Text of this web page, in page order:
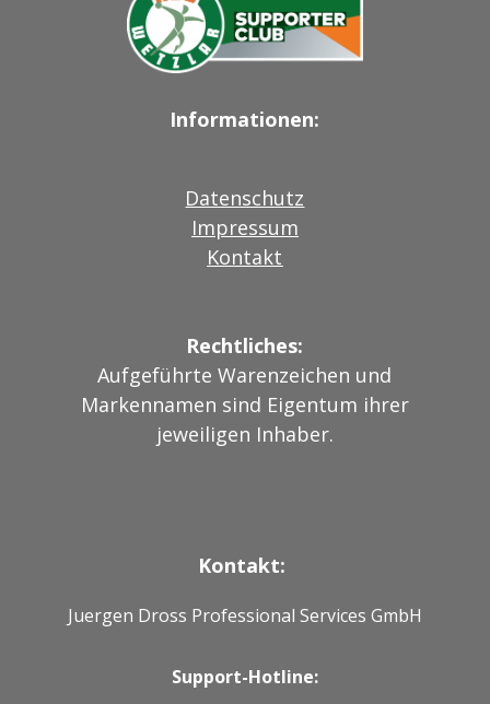
Informationen:
Datenschutz
Impressum
Kontakt
Rechtliches:
Aufgeführte Warenzeichen und
Markennamen sind Eigentum ihrer
jeweiligen Inhaber.
Kontakt:
Juergen Dross Professional Services GmbH
Support-Hotline: